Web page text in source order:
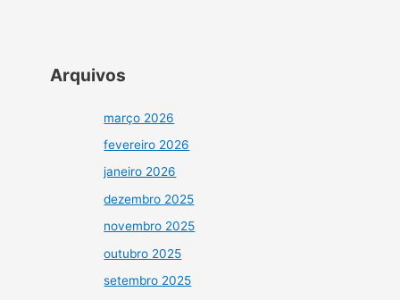
Arquivos
março 2026
fevereiro 2026
janeiro 2026
dezembro 2025
novembro 2025
outubro 2025
setembro 2025